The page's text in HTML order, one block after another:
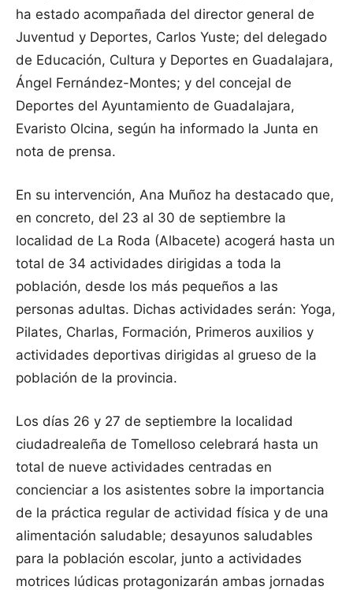
ha estado acompañada del director general de
Juventud y Deportes, Carlos Yuste; del delegado
de Educación, Cultura y Deportes en Guadalajara,
Ángel Fernández-Montes; y del concejal de
Deportes del Ayuntamiento de Guadalajara,
Evaristo Olcina, según ha informado la Junta en
nota de prensa.
En su intervención, Ana Muñoz ha destacado que,
en concreto, del 23 al 30 de septiembre la
localidad de La Roda (Albacete) acogerá hasta un
total de 34 actividades dirigidas a toda la
población, desde los más pequeños a las
personas adultas. Dichas actividades serán: Yoga,
Pilates, Charlas, Formación, Primeros auxilios y
actividades deportivas dirigidas al grueso de la
población de la provincia.
Los días 26 y 27 de septiembre la localidad
ciudadrealeña de Tomelloso celebrará hasta un
total de nueve actividades centradas en
concienciar a los asistentes sobre la importancia
de la práctica regular de actividad física y de una
alimentación saludable; desayunos saludables
para la población escolar, junto a actividades
motrices lúdicas protagonizarán ambas jornadas